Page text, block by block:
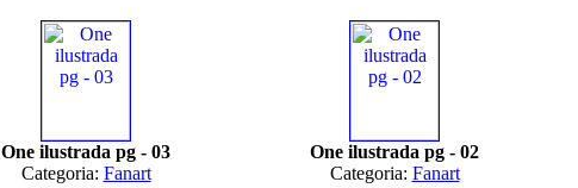
One ilustrada pg - 03
Categoria: Fanart
One ilustrada pg - 02
Categoria: Fanart